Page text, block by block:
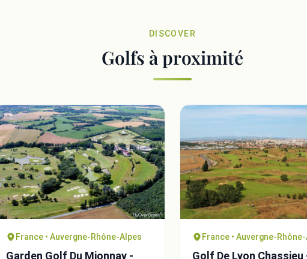
DISCOVER
Golfs à proximité
France • Auvergne-Rhône-Alpes
Garden Golf Du Mionnay -
France • Auvergne-
Golf De Lyon Chassieu